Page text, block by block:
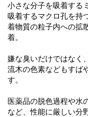
小さな分子を吸着する
吸着するマクロ孔を持
着物質の粒子内への拡
着。
嫌な臭いだけではなく
流木の色素などもすば
す。
医薬品の脱色過程や水
など、性能に厳しい分